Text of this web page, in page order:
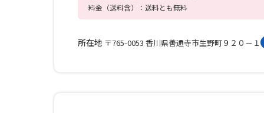
料金（送料含）：送料とも無料
所在地 〒765-0053 香川県善通寺市生野町９２０－１